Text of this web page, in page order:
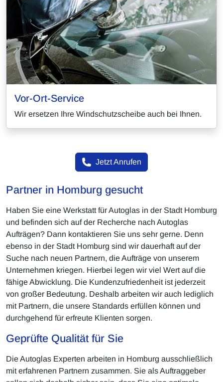
Vor-Ort-Service
Wir ersetzen Ihre Windschutzscheibe auch bei Ihnen.
Jetzt Anrufen
Partner in Homburg gesucht
Haben Sie eine Werkstatt für Autoglas in der Stadt Homburg
und befinden sich auf der Recherche nach Autoglas
Aufträgen? Dann kontaktieren Sie uns sehr gerne. Denn
ebenso in der Stadt Homburg sind wir dauerhaft auf der
Suche nach neuen Partnern, die Aufträge von unserem
Unternehmen kriegen. Hierbei legen wir viel Wert auf die
fähige Abwicklung. Die Kundenzufriedenheit ist jederzeit
von großer Bedeutung. Deshalb arbeiten wir auch lediglich
mit Partnern, die unsere Standards erfüllen können und
durchgehend für erfreute Klienten sorgen.
Geprüfte Qualität für Sie
Die Autoglas Experten arbeiten in Homburg ausschließlich
mit erfahrenen Partnern zusammen. Sie als Auftraggeber